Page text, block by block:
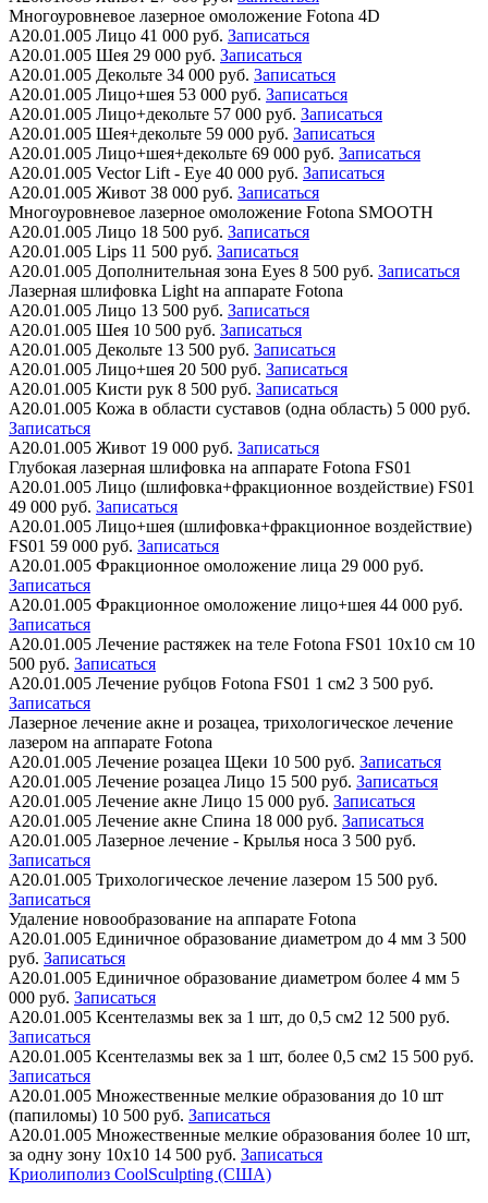
Многоуровневое лазерное омоложение Fotona 4D
А20.01.005 Лицо 41 000 руб. Записаться
А20.01.005 Шея 29 000 руб. Записаться
А20.01.005 Декольте 34 000 руб. Записаться
А20.01.005 Лицо+шея 53 000 руб. Записаться
А20.01.005 Лицо+декольте 57 000 руб. Записаться
А20.01.005 Шея+декольте 59 000 руб. Записаться
А20.01.005 Лицо+шея+декольте 69 000 руб. Записаться
А20.01.005 Vector Lift - Eye 40 000 руб. Записаться
А20.01.005 Живот 38 000 руб. Записаться
Многоуровневое лазерное омоложение Fotona SMOOTH
А20.01.005 Лицо 18 500 руб. Записаться
А20.01.005 Lips 11 500 руб. Записаться
А20.01.005 Дополнительная зона Eyes 8 500 руб. Записаться
Лазерная шлифовка Light на аппарате Fotona
А20.01.005 Лицо 13 500 руб. Записаться
А20.01.005 Шея 10 500 руб. Записаться
А20.01.005 Декольте 13 500 руб. Записаться
А20.01.005 Лицо+шея 20 500 руб. Записаться
А20.01.005 Кисти рук 8 500 руб. Записаться
А20.01.005 Кожа в области суставов (одна область) 5 000 руб.
Записаться
А20.01.005 Живот 19 000 руб. Записаться
Глубокая лазерная шлифовка на аппарате Fotona FS01
А20.01.005 Лицо (шлифовка+фракционное воздействие) FS01
49 000 руб. Записаться
А20.01.005 Лицо+шея (шлифовка+фракционное воздействие)
FS01 59 000 руб. Записаться
А20.01.005 Фракционное омоложение лица 29 000 руб.
Записаться
А20.01.005 Фракционное омоложение лицо+шея 44 000 руб.
Записаться
А20.01.005 Лечение растяжек на теле Fotona FS01 10х10 см 10
500 руб. Записаться
А20.01.005 Лечение рубцов Fotona FS01 1 см2 3 500 руб.
Записаться
Лазерное лечение акне и розацеа, трихологическое лечение
лазером на аппарате Fotona
А20.01.005 Лечение розацеа Щеки 10 500 руб. Записаться
А20.01.005 Лечение розацеа Лицо 15 500 руб. Записаться
А20.01.005 Лечение акне Лицо 15 000 руб. Записаться
А20.01.005 Лечение акне Спина 18 000 руб. Записаться
А20.01.005 Лазерное лечение - Крылья носа 3 500 руб.
Записаться
А20.01.005 Трихологическое лечение лазером 15 500 руб.
Записаться
Удаление новообразование на аппарате Fotona
А20.01.005 Единичное образование диаметром до 4 мм 3 500
руб. Записаться
А20.01.005 Единичное образование диаметром более 4 мм 5
000 руб. Записаться
А20.01.005 Ксентелазмы век за 1 шт, до 0,5 см2 12 500 руб.
Записаться
А20.01.005 Ксентелазмы век за 1 шт, более 0,5 см2 15 500 руб.
Записаться
А20.01.005 Множественные мелкие образования до 10 шт
(папиломы) 10 500 руб. Записаться
А20.01.005 Множественные мелкие образования более 10 шт,
за одну зону 10х10 14 500 руб. Записаться
Криолиполиз CoolSculpting (США)